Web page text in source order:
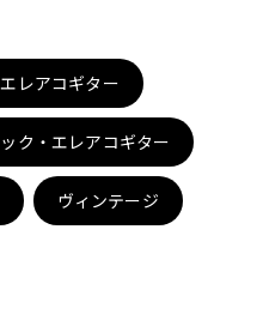
電子ピアノ
その他楽器
エレアコギター
ク・エレアコギター
ヴィンテージ